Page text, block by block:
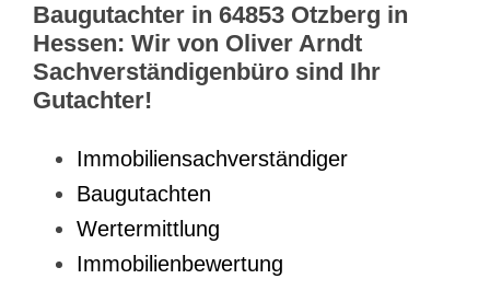
Baugutachter in 64853 Otzberg in
Hessen: Wir von Oliver Arndt
Sachverständigenbüro sind Ihr
Gutachter!
Immobiliensachverständiger
Baugutachten
Wertermittlung
Immobilienbewertung